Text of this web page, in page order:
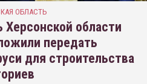
ОБЛАСТЬ
Херсонской области
передать
для строительства